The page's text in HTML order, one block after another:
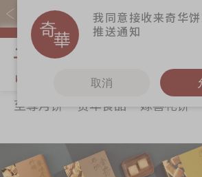
购物满$368(折扣后)即免本
关于奇华
最新推广
奇华饼食
贺年食品
至尊月饼 贺年食品 嫁喜礼饼
我同意接收来奇华
推送通知
取消